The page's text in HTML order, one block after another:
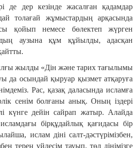
де дер кезінде жасалған қадамдар
толағай жұмыстардың арқа­сында
қойып немесе бөлектеп жүрген
аузына құм құйылды, адасқан
жылды «Дін және тарих тағылымы
да осындай қыруар қызмет атқаруға
Рас, қазақ даласында исламға
сенім болғаны анық. Оның іздері
күнге дейін сайрап жатыр. Алайда
бір­құдай­лық қағидасы бір
ислам діні салт-дәс­түрімізбен,
терең үй­лесім тауып, төл дінімізге